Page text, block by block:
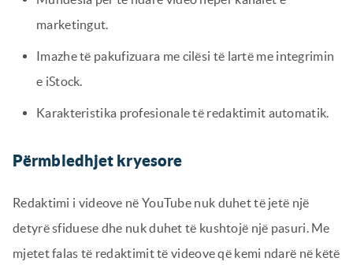
marketingut.
Imazhe të pakufizuara me cilësi të lartë me integrimin
e iStock.
Karakteristika profesionale të redaktimit automatik.
Përmbledhjet kryesore
Redaktimi i videove në YouTube nuk duhet të jetë një
detyrë sfiduese dhe nuk duhet të kushtojë një pasuri. Me
mjetet falas të redaktimit të videove që kemi ndarë në këtë